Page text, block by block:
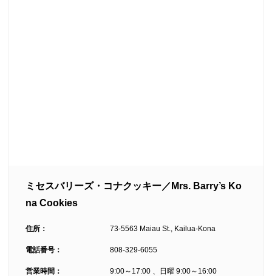
ミセスバリーズ・コナクッキー／Mrs. Barry’s Ko
na Cookies
住所： 73-5563 Maiau St., Kailua-Kona
電話番号： 808-329-6055
営業時間： 9:00～17:00 、日曜 9:00～16:00